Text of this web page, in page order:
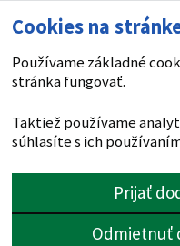
Cookies na
Používame základné
stránka fungovať.
Taktiež používame
súhlasíte s ich
Prijať
Odmietnuť